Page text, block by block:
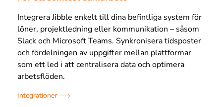
Integrera Jibble enkelt till dina befintliga system för
löner, projektledning eller kommunikation – såsom
Slack och Microsoft Teams. Synkronisera tidsposter
och fördelningen av uppgifter mellan plattformar
som ett led i att centralisera data och optimera
arbetsflöden.
Integrationer